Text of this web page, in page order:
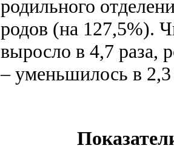
родильного
родов (на 127,5%).
выросло в 4,7
– уменьшилось в 2,3